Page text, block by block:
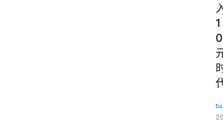
1
0